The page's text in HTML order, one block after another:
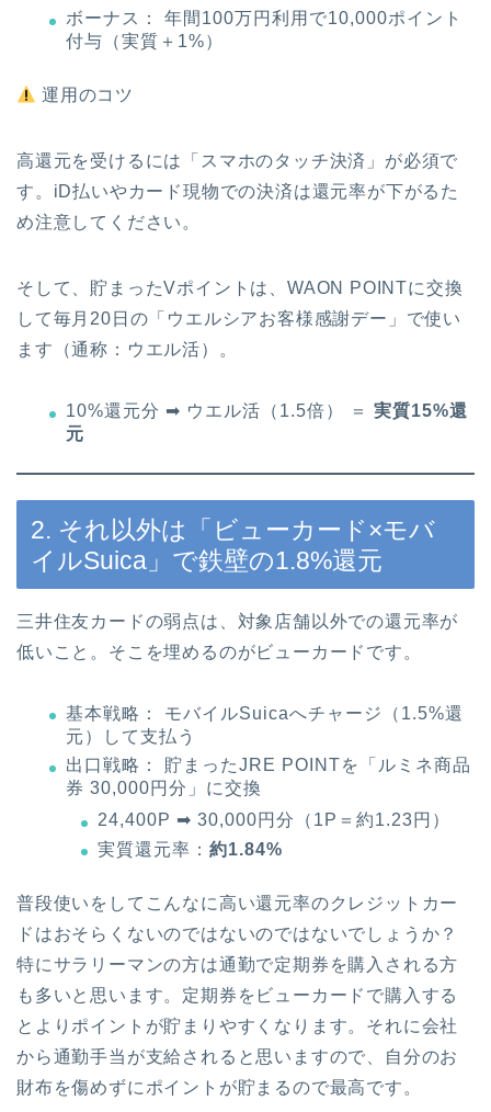
ボーナス： 年間100万円利用で10,000ポイント
付与（実質＋1%）
運用のコツ
高還元を受けるには「スマホのタッチ決済」が必須で
す。iD払いやカード現物での決済は還元率が下がるた
め注意してください。
そして、貯まったVポイントは、WAON POINTに交換
して毎月20日の「ウエルシアお客様感謝デー」で使い
ます（通称：ウエル活）。
10%還元分 ➡ ウエル活（1.5倍） ＝ 実質15%還
元
2. それ以外は「ビューカード×モバ
イルSuica」で鉄壁の1.8%還元
三井住友カードの弱点は、対象店舗以外での還元率が
低いこと。そこを埋めるのがビューカードです。
基本戦略： モバイルSuicaへチャージ（1.5%還
元）して支払う
出口戦略： 貯まったJRE POINTを「ルミネ商品
券 30,000円分」に交換
24,400P ➡ 30,000円分（1P＝約1.23円）
実質還元率： 約1.84%
普段使いをしてこんなに高い還元率のクレジットカー
ドはおそらくないのではないのではないでしょうか？
特にサラリーマンの方は通勤で定期券を購入される方
も多いと思います。定期券をビューカードで購入する
とよりポイントが貯まりやすくなります。それに会社
から通勤手当が支給されると思いますので、自分のお
財布を傷めずにポイントが貯まるので最高です。